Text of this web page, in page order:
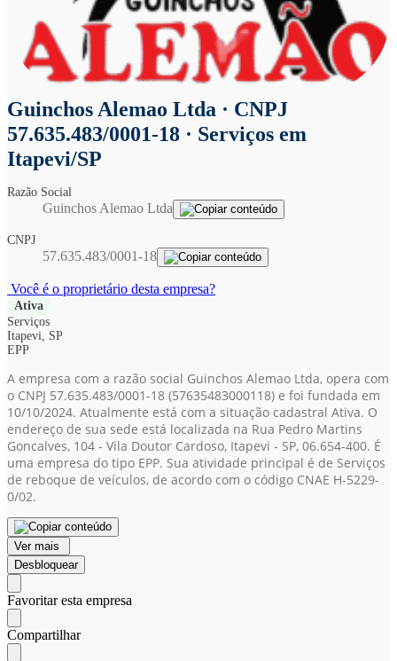
Guinchos Alemao Ltda · CNPJ
57.635.483/0001-18 · Serviços em
Itapevi/SP
Razão Social
Guinchos Alemao Ltda
CNPJ
57.635.483/0001-18
Você é o proprietário desta empresa?
Ativa
Serviços
Itapevi, SP
EPP
A empresa com a razão social Guinchos Alemao Ltda, opera com
o CNPJ 57.635.483/0001-18 (57635483000118) e foi fundada em
10/10/2024. Atualmente está com a situação cadastral Ativa. O
endereço de sua sede está localizada na Rua Pedro Martins
Goncalves, 104 - Vila Doutor Cardoso, Itapevi - SP, 06.654-400. É
uma empresa do tipo EPP. Sua atividade principal é de Serviços
de reboque de veículos, de acordo com o código CNAE H-5229-
0/02.
Ver mais
Desbloquear
Favoritar esta empresa
Compartilhar